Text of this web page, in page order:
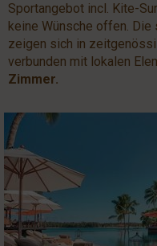
Sportangebot incl. Kite-
keine Wünsche offen.
zeigen sich in
verbunden mit lokalen
Zimmer.